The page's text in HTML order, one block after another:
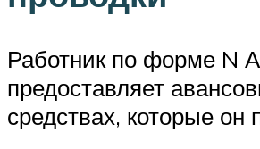
Работник по форме N
предоставляет
средствах, которые он